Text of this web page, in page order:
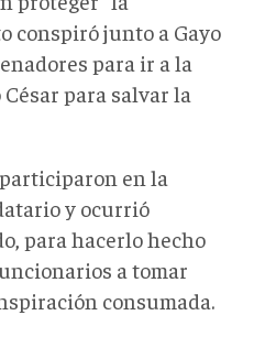
conspiró junto a Gayo
para ir a la
para salvar la
en la
y ocurrió
para hacerlo hecho
a tomar
consumada.